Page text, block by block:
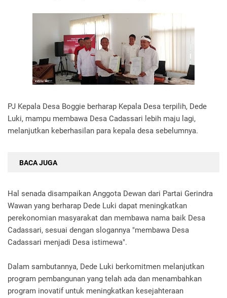
‎PJ Kepala Desa Boggie berharap Kepala Desa terpilih, Dede
Luki, mampu membawa Desa Cadassari lebih maju lagi,
melanjutkan keberhasilan para kepala desa sebelumnya.
BACA JUGA
Hal senada disampaikan Anggota Dewan dari Partai Gerindra
Wawan yang berharap Dede Luki dapat meningkatkan
perekonomian masyarakat dan membawa nama baik Desa
Cadassari, sesuai dengan slogannya "membawa Desa
Cadassari menjadi Desa istimewa".
‎Dalam sambutannya, Dede Luki berkomitmen melanjutkan
program pembangunan yang telah ada dan menambahkan
program inovatif untuk meningkatkan kesejahteraan